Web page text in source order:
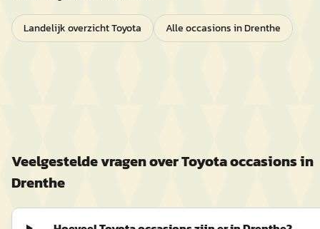
Landelijk overzichtToyota Alle occasions inDrenthe
Veelgestelde vragen overToyotaoccasions in
Drenthe